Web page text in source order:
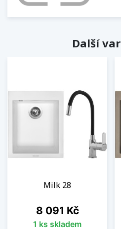
Další
Milk 28
Cena
8 091 Kč
1 ks skladem